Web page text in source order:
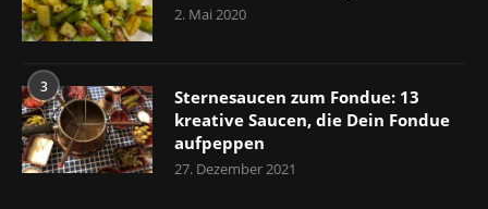
2. Mai 2020
3
Sternesaucen zum Fondue: 13
kreative Saucen, die Dein Fondue
aufpeppen
27. Dezember 2021